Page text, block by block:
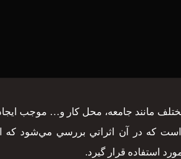
مانند جامعه، محل کار و… موجب
كه در آن اثراتي بررسي مي‌شود كه
استفاده قرار گيرد.